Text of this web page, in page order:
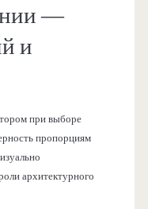
—
и
при выборе
пропорциям
архитектурного